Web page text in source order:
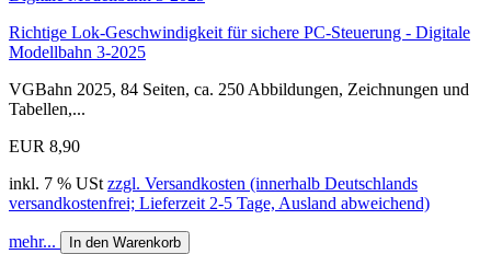
Richtige Lok-Geschwindigkeit für sichere PC-Steuerung - Digitale
Modellbahn 3-2025
VGBahn 2025, 84 Seiten, ca. 250 Abbildungen, Zeichnungen und
Tabellen,...
EUR 8,90
inkl. 7 % USt zzgl. Versandkosten (innerhalb Deutschlands
versandkostenfrei; Lieferzeit 2-5 Tage, Ausland abweichend)
mehr... In den Warenkorb